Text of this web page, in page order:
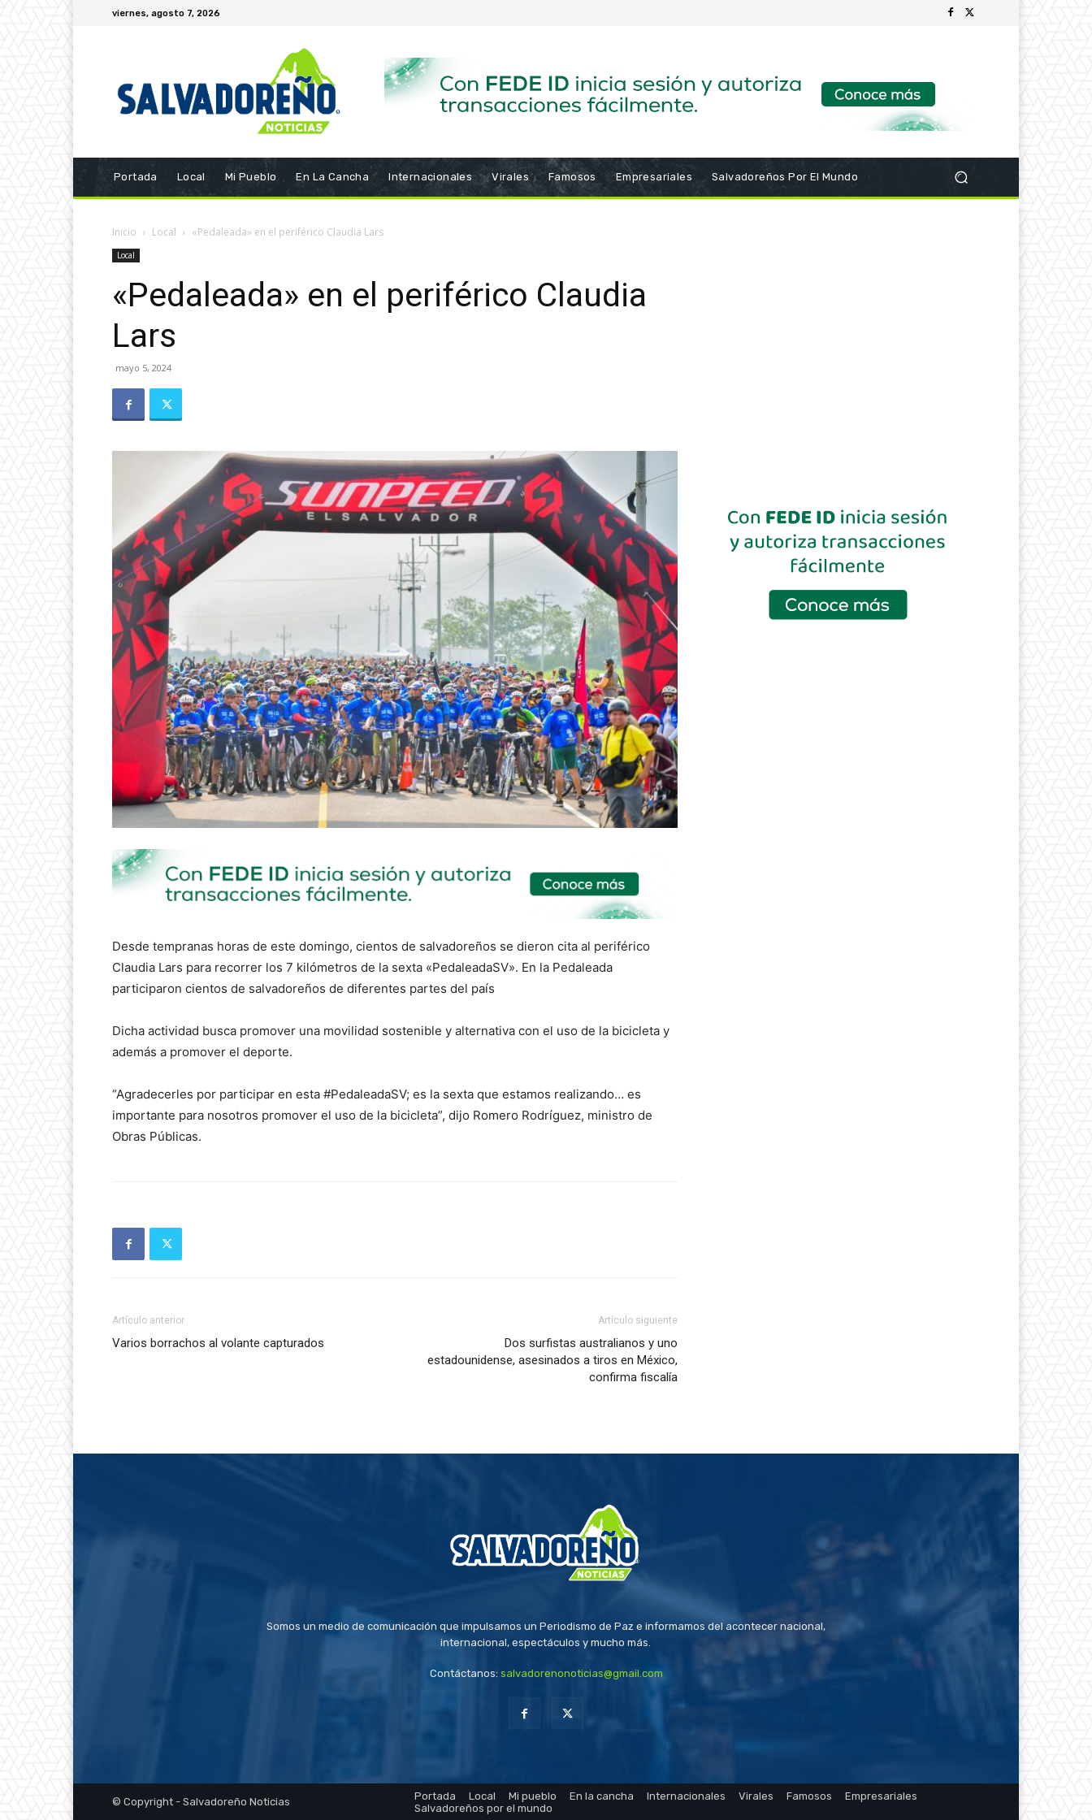
viernes, agosto 7, 2026
Portada Local Mi Pueblo En La Cancha Internacionales Virales Famosos Empresariales Salvadoreños Por El Mundo
Inicio Local «Pedaleada» en el periférico Claudia Lars
Local
«Pedaleada» en el periférico Claudia
Lars
mayo 5, 2024
Desde tempranas horas de este domingo, cientos de salvadoreños se dieron cita al periférico
Claudia Lars para recorrer los 7 kilómetros de la sexta «PedaleadaSV». En la Pedaleada
participaron cientos de salvadoreños de diferentes partes del país
Dicha actividad busca promover una movilidad sostenible y alternativa con el uso de la bicicleta y
además a promover el deporte.
“Agradecerles por participar en esta #PedaleadaSV; es la sexta que estamos realizando… es
importante para nosotros promover el uso de la bicicleta”, dijo Romero Rodríguez, ministro de
Obras Públicas.
Artículo anterior
Varios borrachos al volante capturados
Artículo siguiente
Dos surfistas australianos y uno
estadounidense, asesinados a tiros en México,
confirma fiscalía
Somos un medio de comunicación que impulsamos un Periodismo de Paz e informamos del acontecer nacional,
internacional, espectáculos y mucho más.
Contáctanos: salvadorenonoticias@gmail.com
© Copyright - Salvadoreño Noticias Portada Local Mi pueblo En la cancha Internacionales Virales Famosos
Empresariales
Salvadoreños por el mundo